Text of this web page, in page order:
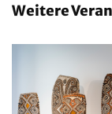
Weitere